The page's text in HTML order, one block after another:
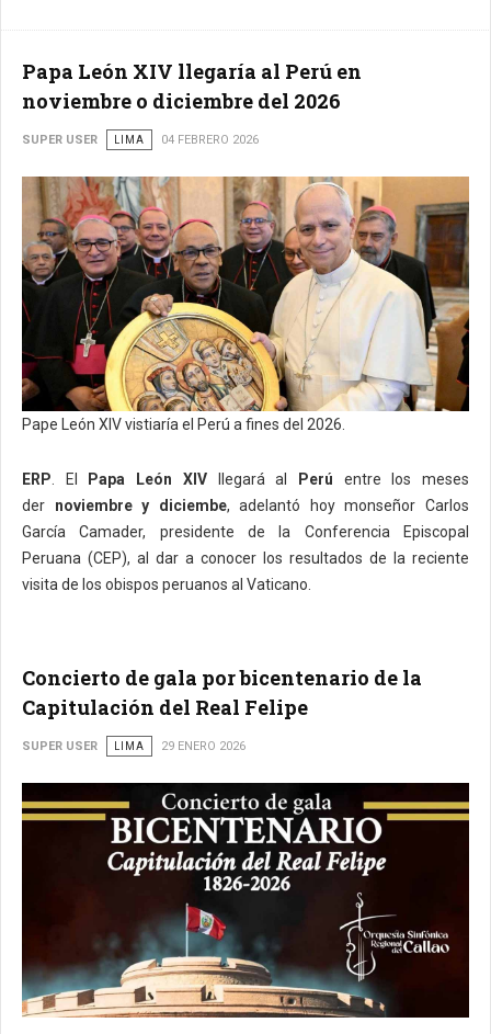
Papa León XIV llegaría al Perú en
noviembre o diciembre del 2026
SUPER USER LIMA 04 FEBRERO 2026
Pape León XIV vistiaría el Perú a fines del 2026.
ERP. El Papa León XIVllegará al Perú entre los meses
der
noviembre y diciembe, adelantó hoy monseñor Carlos
García Camader, presidente de la Conferencia Episcopal
Peruana (CEP), al dar a conocer los resultados de la reciente
visita de los obispos peruanos al Vaticano.
Concierto de gala por bicentenario de la
Capitulación del Real Felipe
SUPER USER LIMA 29 ENERO 2026